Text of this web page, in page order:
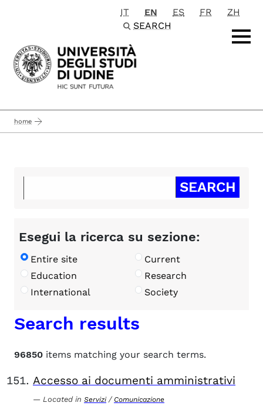
Passa al contenuto principale
IT EN ES FR
ZH
SEARCH
home
Esegui la ricerca su sezione:
Entire site
Current
Education
Research
International
Society
Search results
96850 items matching your search terms.
Accesso ai documenti amministrativi
Located in Servizi / Comunicazione